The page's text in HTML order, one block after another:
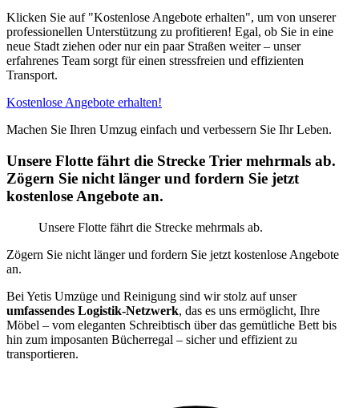
Klicken Sie auf "Kostenlose Angebote erhalten", um von unserer
professionellen Unterstützung zu profitieren! Egal, ob Sie in eine
neue Stadt ziehen oder nur ein paar Straßen weiter – unser
erfahrenes Team sorgt für einen stressfreien und effizienten
Transport.
Kostenlose Angebote erhalten!
Machen Sie Ihren Umzug einfach und verbessern Sie Ihr Leben.
Unsere Flotte fährt die Strecke Trier mehrmals ab.
Zögern Sie nicht länger und fordern Sie jetzt
kostenlose Angebote an.
Unsere Flotte fährt die Strecke mehrmals ab.
Zögern Sie nicht länger und fordern Sie jetzt kostenlose Angebote
an.
Bei Yetis Umzüge und Reinigung sind wir stolz auf unser
umfassendes Logistik-Netzwerk, das es uns ermöglicht, Ihre
Möbel – vom eleganten Schreibtisch über das gemütliche Bett bis
hin zum imposanten Bücherregal – sicher und effizient zu
transportieren.